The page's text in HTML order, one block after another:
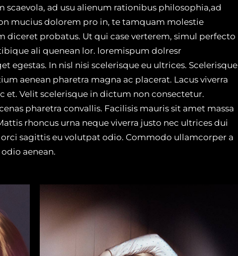
ad usu alienum rationibus philosophia,ad
mucius dolorem pro in, te tamquam molestie
diceret probatus. Ut qui case verterem, simul perfecto
ali quenean lor. loremispum dolresr
egestas. In nisl nisi scelerisque eu ultrices. Scelerisque
aenean pharetra magna ac placerat. Lacus viverra
et. Velit scelerisque in dictum non consectetur.
pharetra convallis. Facilisis mauris sit amet massa
rhoncus urna neque viverra justo nec ultrices dui
sagittis eu volutpat odio. Commodo ullamcorper a
aenean.